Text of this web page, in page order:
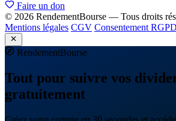
Faire un don
© 2026 RendementBourse — Tous droits
Mentions légales CGV Consentement RGPD
RendementBourse
Tout pour suivre vos
gratuitement